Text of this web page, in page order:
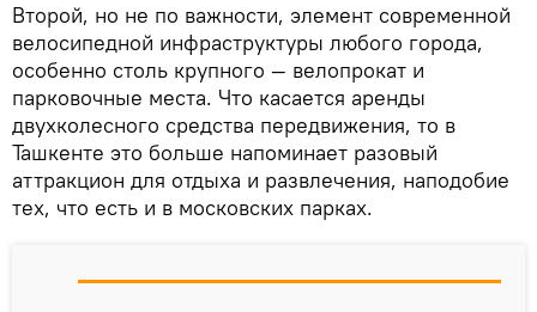
Второй, но не по важности, элемент современной
велосипедной инфраструктуры любого города,
особенно столь крупного — велопрокат и
парковочные места. Что касается аренды
двухколесного средства передвижения, то в
Ташкенте это больше напоминает разовый
аттракцион для отдыха и развлечения, наподобие
тех, что есть и в московских парках.